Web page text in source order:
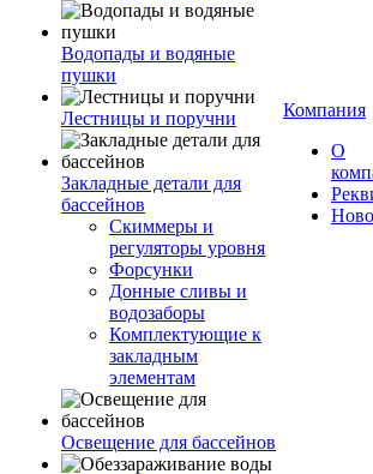
Водопады и водяные
пушки
Лестницы и поручни
Закладные детали для
бассейнов
Скиммеры и
регуляторы уровня
Форсунки
Донные сливы и
водозаборы
Комплектующие к
закладным
элементам
Освещение для бассейнов
Компания
О